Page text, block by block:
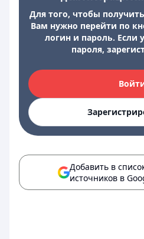
Для того, чтобы
Вам нужно перейти по
логин и пароль. Если
пароля,
Добавить в
источников в